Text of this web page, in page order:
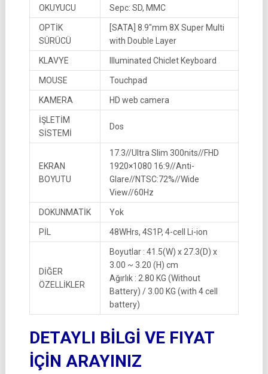
OKUYUCU
Sepc: SD, MMC
OPTİK
SÜRÜCÜ
[SATA] 8.9″mm 8X Super Multi
with Double Layer
KLAVYE Illuminated Chiclet Keyboard
MOUSE Touchpad
KAMERA HD web camera
İŞLETİM
SİSTEMİ
Dos
EKRAN
BOYUTU
17.3//Ultra Slim 300nits//FHD
1920×1080 16:9//Anti-
Glare//NTSC:72%//Wide
View//60Hz
DOKUNMATİK Yok
PİL 48WHrs, 4S1P, 4-cell Li-ion
DİĞER
ÖZELLİKLER
Boyutlar : 41.5(W) x 27.3(D) x
3.00 ~ 3.20 (H) cm
Ağırlık : 2.80 KG (Without
Battery) / 3.00 KG (with 4 cell
battery)
DETAYLI BİLGİ VE FIYAT
İÇİN ARAYINIZ